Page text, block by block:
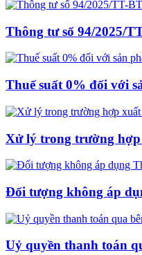
Thông tư số 94/2025/
Thuế suất 0% đối với
Xử lý trong trường hợp
Đối tượng không áp
Uỷ quyền thanh toán